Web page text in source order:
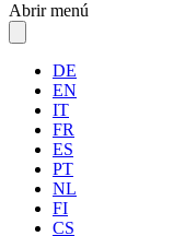
Abrir menú
DE
EN
IT
FR
ES
PT
NL
FI
CS